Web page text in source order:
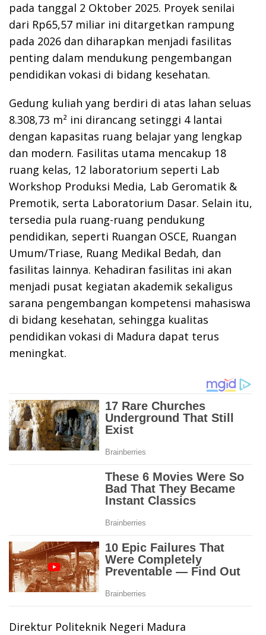
pada tanggal 2 Oktober 2025. Proyek senilai
dari Rp65,57 miliar ini ditargetkan rampung
pada 2026 dan diharapkan menjadi fasilitas
penting dalam mendukung pengembangan
pendidikan vokasi di bidang kesehatan.
Gedung kuliah yang berdiri di atas lahan seluas
8.308,73 m² ini dirancang setinggi 4 lantai
dengan kapasitas ruang belajar yang lengkap
dan modern. Fasilitas utama mencakup 18
ruang kelas, 12 laboratorium seperti Lab
Workshop Produksi Media, Lab Geromatik &
Premotik, serta Laboratorium Dasar. Selain itu,
tersedia pula ruang-ruang pendukung
pendidikan, seperti Ruangan OSCE, Ruangan
Umum/Triase, Ruang Medikal Bedah, dan
fasilitas lainnya. Kehadiran fasilitas ini akan
menjadi pusat kegiatan akademik sekaligus
sarana pengembangan kompetensi mahasiswa
di bidang kesehatan, sehingga kualitas
pendidikan vokasi di Madura dapat terus
meningkat.
Direktur Politeknik Negeri Madura